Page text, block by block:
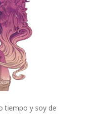
tiempo y soy de